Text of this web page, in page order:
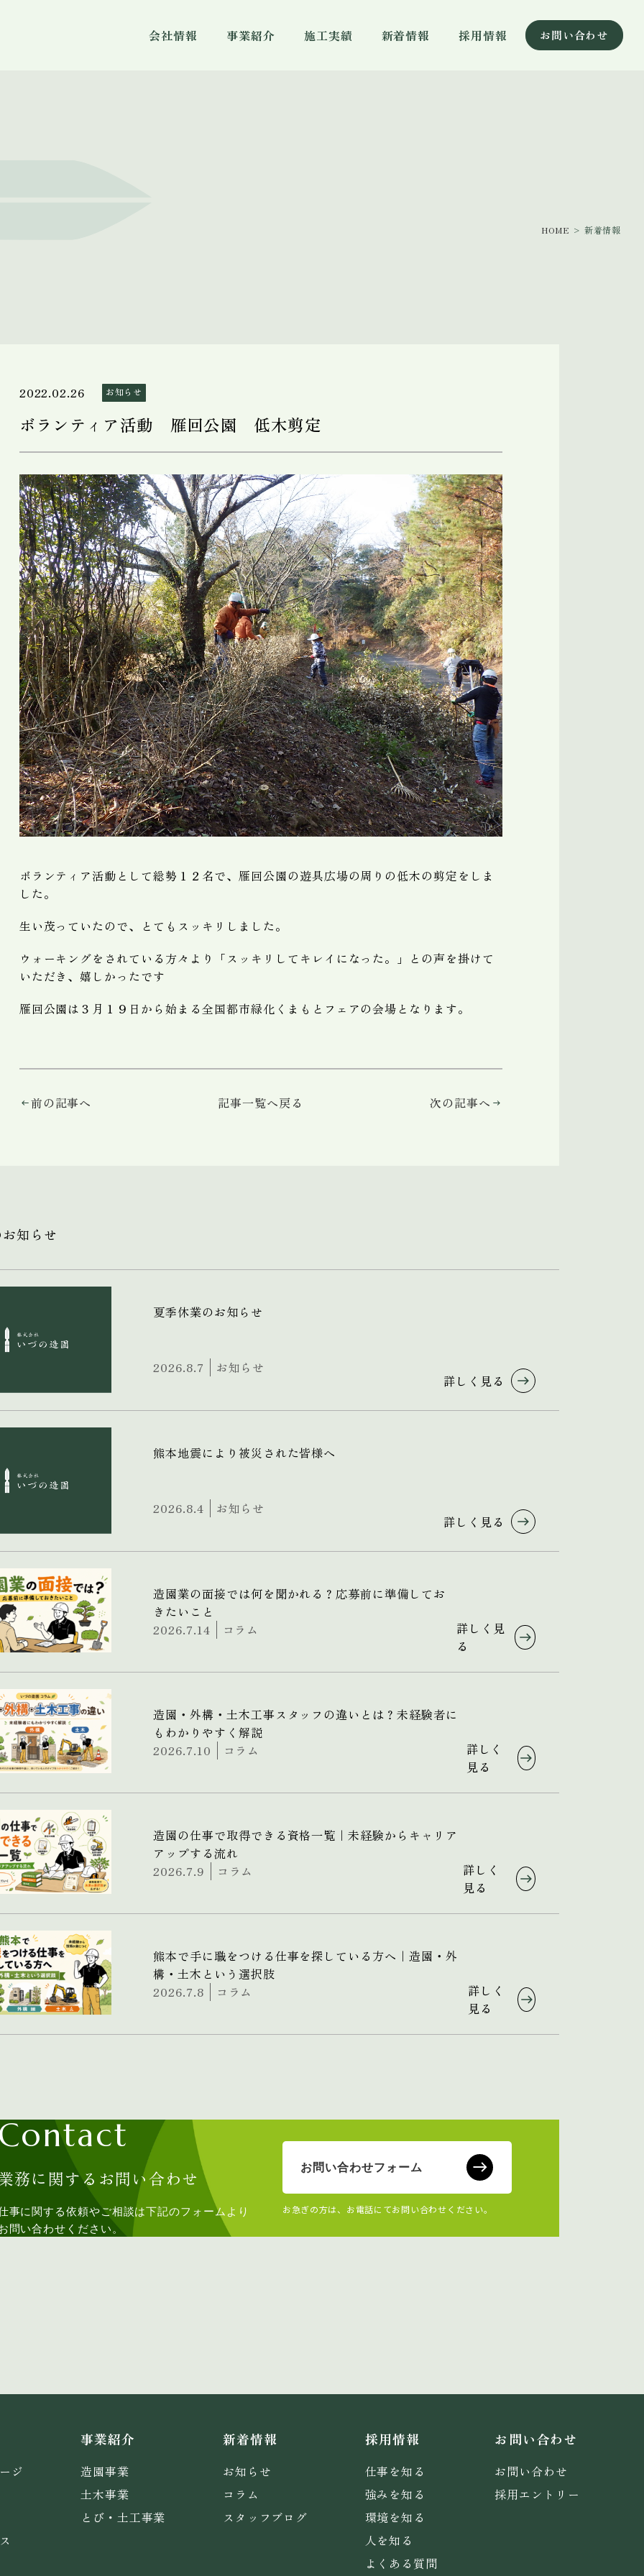
会社情報 事業紹介 施工実績 新着情報 採用情報 お問い合わせ
HOME > 新着情報
2022.02.26 お知らせ
ボランティア活動 雁回公園 低木剪定
ボランティア活動として総勢１２名で、雁回公園の遊具広場の周りの低木の剪定をしま
した。
生い茂っていたので、とてもスッキリしました。
ウォーキングをされている方々より「スッキリしてキレイになった。」との声を掛けて
いただき、嬉しかったです
雁回公園は３月１９日から始まる全国都市緑化くまもとフェアの会場となります。
前の記事へ 記事一覧へ戻る 次の記事へ
知らせ
夏季休業のお知らせ
2026.8.7 お知らせ
詳しく見る
熊本地震により被災された皆様へ
2026.8.4 お知らせ
詳しく見る
造園業の面接では何を聞かれる？応募前に準備してお
きたいこと
2026.7.14
コラム
詳しく見
る
造園・外構・土木工事スタッフの違いとは？未経験者に
もわかりやすく解説
2026.7.10
コラム
詳しく
見る
造園の仕事で取得できる資格一覧｜未経験からキャリア
アップする流れ
2026.7.9
コラム
詳しく
見る
熊本で手に職をつける仕事を探している方へ｜造園・外
構・土木という選択肢
2026.7.8
コラム
詳しく
見る
務に関するお問い合わせ
事に関する依頼やご相談は下記のフォームより
問い合わせください。
お問い合わせフォーム
お急ぎの方は、お電話にてお問い合わせください。
ジ
事業紹介
造園事業
土木事業
とび・土工事業
新着情報
お知らせ
コラム
スタッフブログ
採用情報
仕事を知る
強みを知る
環境を知る
人を知る
よくある質問
お問い合わせ
お問い合わせ
採用エントリー